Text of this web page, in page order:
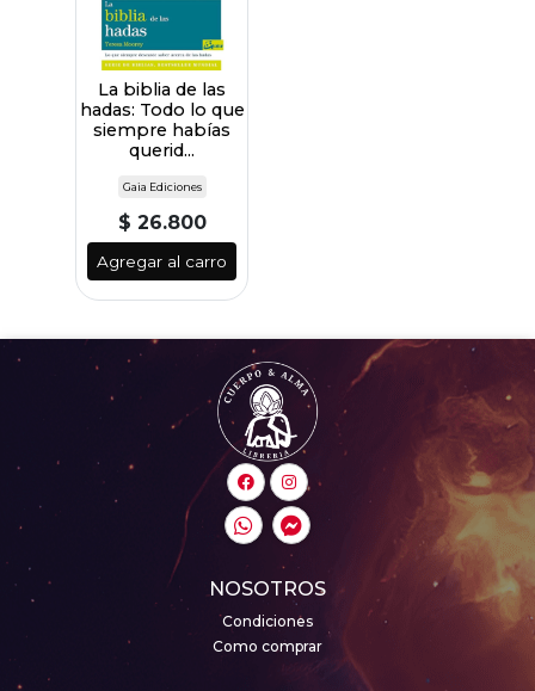
La biblia de las
hadas: Todo lo que
siempre habías
querid...
Gaia Ediciones
$ 26.800
Agregar al carro
NOSOTROS
Condiciones
Como comprar